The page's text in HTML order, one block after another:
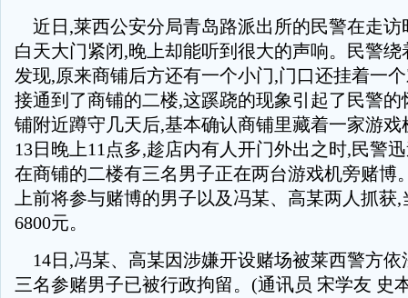
近日,莱西公安分局青岛路派出所的民警在走访
白天大门紧闭,晚上却能听到很大的声响。民警
发现,原来商铺后方还有一个小门,门口还挂着一
接通到了商铺的二楼,这蹊跷的现象引起了民警
铺附近蹲守几天后,基本确认商铺里藏着一家游戏
13日晚上11点多,趁店内有人开门外出之时,民警
在商铺的二楼有三名男子正在两台游戏机旁赌博
上前将参与赌博的男子以及冯某、高某两人抓获
6800元。
14日,冯某、高某因涉嫌开设赌场被莱西警方依
三名参赌男子已被行政拘留。(通讯员 宋学友 史